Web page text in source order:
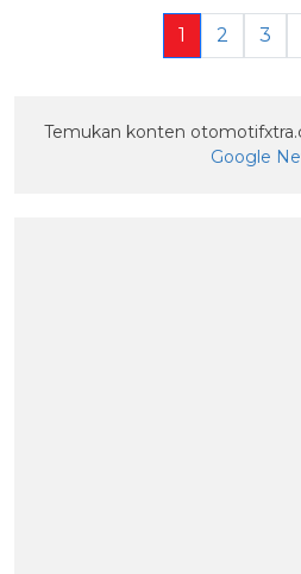
1 2 3
Temukan konten
Google